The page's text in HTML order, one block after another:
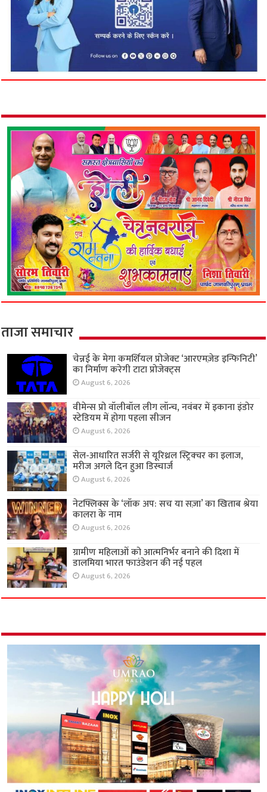
ताजा समाचार
चेन्नई के मेगा कमर्शियल प्रोजेक्ट ‘आरएमज़ेड इन्फिनिटी’
का निर्माण करेगी टाटा प्रोजेक्ट्स
August 6, 2026
वीमेन्स प्रो वॉलीबॉल लीग लॉन्च, नवंबर में इकाना इंडोर
स्टेडियम में होगा पहला सीजन
August 6, 2026
सेल-आधारित सर्जरी से यूरिथ्रल स्ट्रिक्चर का इलाज,
मरीज अगले दिन हुआ डिस्चार्ज
August 6, 2026
नेटफ्लिक्स के ‘लॉक अप: सच या सज़ा’ का खिताब श्रेया
कालरा के नाम
August 6, 2026
ग्रामीण महिलाओं को आत्मनिर्भर बनाने की दिशा में
डालमिया भारत फाउंडेशन की नई पहल
August 6, 2026